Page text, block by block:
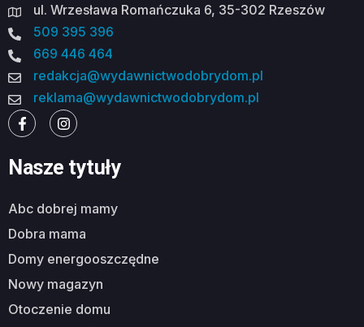
ul. Wrzesława Romańczuka 6, 35-302 Rzeszów
509 395 396
669 446 464
redakcja@wydawnictwodobrydom.pl
reklama@wydawnictwodobrydom.pl
Nasze tytuły
abc dobrej mamy
dobra mama
domy energooszczędne
nowy magazyn
otoczenie domu